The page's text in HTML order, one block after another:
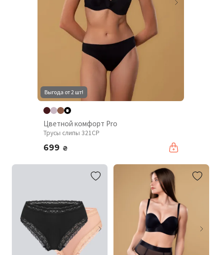
Выгода от 2 шт!
Цветной комфорт Pro
Трусы слипы 321CP
699 ₴